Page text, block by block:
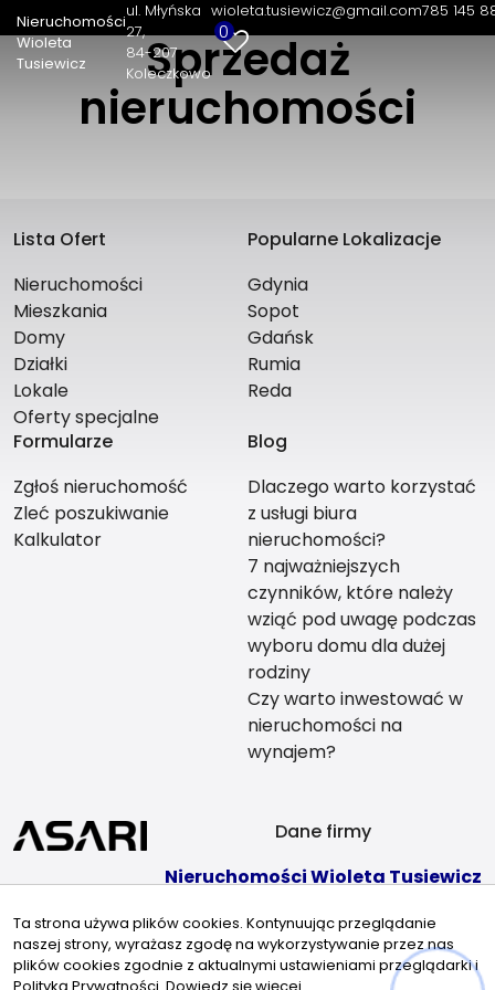
Nieruchomości
Wioleta
Tusiewicz
ul. Młyńska
27
84-207
Koleczkowo
wioleta.tusiewicz@gmail.com785 145
0
Nieruchomości Wioleta Tusiewicz
ul. Młyńska 27
84-207 Koleczkowo
Sprzedaż
nieruchomości
Lista Ofert
Nieruchomości
Mieszkania
Domy
Działki
Lokale
Oferty specjalne
Popularne Lokalizacje
Gdynia
Sopot
Gdańsk
Rumia
Reda
Formularze
Zgłoś nieruchomość
Zleć poszukiwanie
Kalkulator
Blog
Dlaczego warto korzystać
z usługi biura
nieruchomości?
7 najważniejszych
czynników, które należy
wziąć pod uwagę podczas
wyboru domu dla dużej
rodziny
Czy warto inwestować w
nieruchomości na
wynajem?
Dane firmy
Nieruchomości Wioleta Tusiewicz
84-207 Koleczkowo
Kontakt
Znajdziesz nas tu
Ta strona używa plików cookies. Kontynuując przeglądanie
naszej strony, wyrażasz zgodę na wykorzystywanie przez nas
plików cookies zgodnie z aktualnymi ustawieniami przeglądarki i